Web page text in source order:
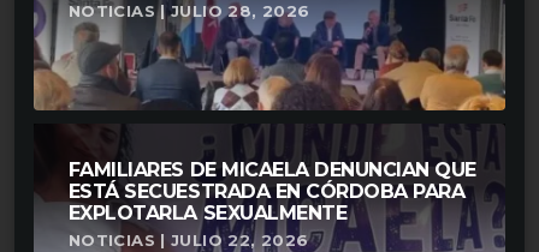
NOTICIAS | JULIO 28, 2026
FAMILIARES DE MICAELA DENUNCIAN QUE
ESTÁ SECUESTRADA EN CÓRDOBA PARA
EXPLOTARLA SEXUALMENTE
NOTICIAS | JULIO 22, 2026